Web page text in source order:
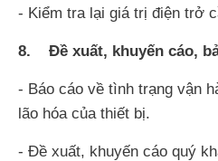
- Kiểm tra lại giá trị điện trở
8. Đề xuất, khuyến cáo,
- Báo cáo về tình trạng vận
lão hóa của thiết bị.
- Đề xuất, khuyến cáo quý